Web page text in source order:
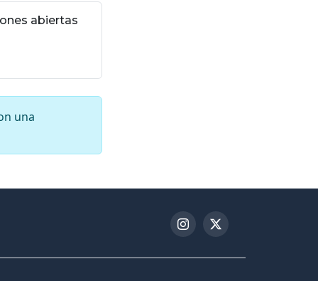
abiertas
una